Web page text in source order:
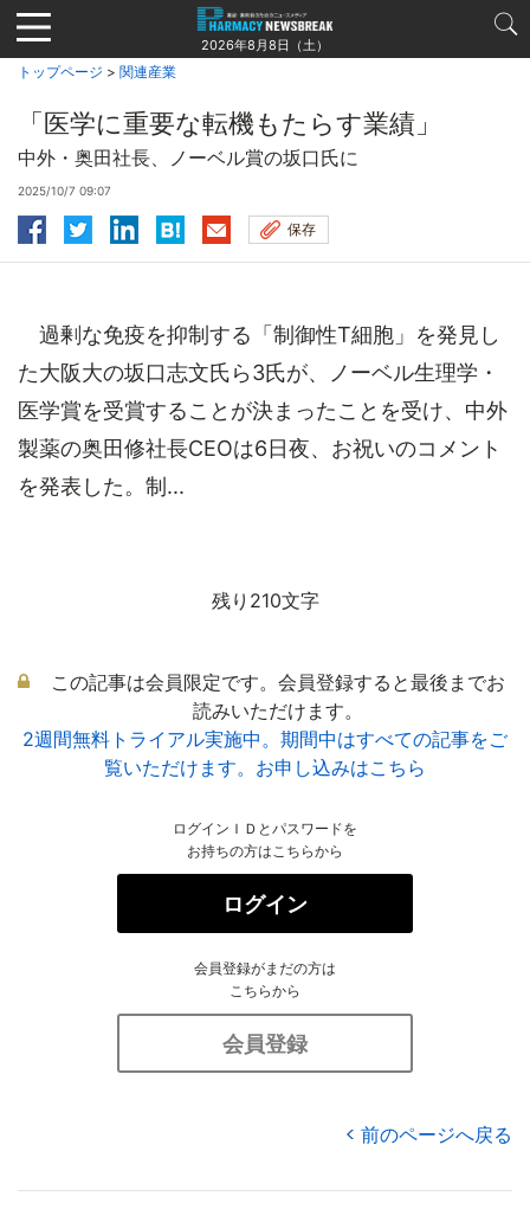
Jump
to
navigation
2026年8月8日（土）
トップページ > 関連産業
「医学に重要な転機もたらす業績」
中外・奥田社長、ノーベル賞の坂口氏に
2025/10/7 09:07
保存
過剰な免疫を抑制する「制御性T細胞」を発見し
た大阪大の坂口志文氏ら3氏が、ノーベル生理学・
医学賞を受賞することが決まったことを受け、中外
製薬の奥田修社長CEOは6日夜、お祝いのコメント
を発表した。制...
残り210文字
この記事は会員限定です。会員登録すると最後までお
読みいただけます。
2週間無料トライアル実施中。期間中はすべての記事をご
覧いただけます。お申し込みはこちら
ログインＩＤとパスワードを
お持ちの方はこちらから
ログイン
会員登録がまだの方は
こちらから
会員登録
前のページへ戻る